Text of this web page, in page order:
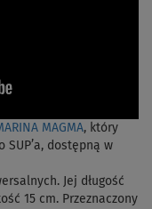
MAGMA, który
dostępną w
Jej długość
15 cm. Przeznaczony